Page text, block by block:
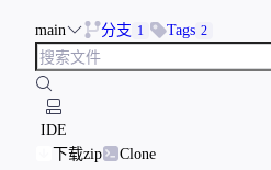
main 分支 1 Tags 2
IDE
下载zip
Clone